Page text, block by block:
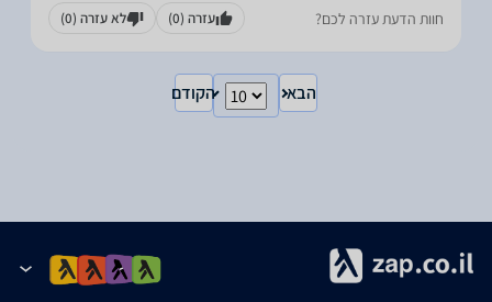
חוות הדעת עזרה לכם? עזרה (0) לא עזרה (0)
הבא הקודם